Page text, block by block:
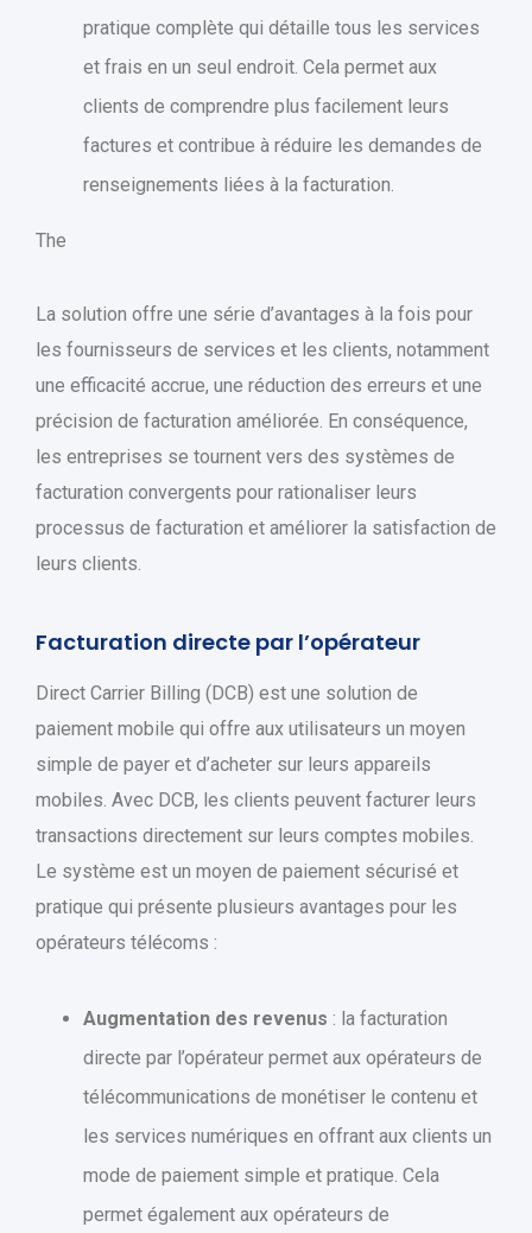
pratique complète qui détaille tous les services
et frais en un seul endroit. Cela permet aux
clients de comprendre plus facilement leurs
factures et contribue à réduire les demandes de
renseignements liées à la facturation.
The
La solution offre une série d’avantages à la fois pour
les fournisseurs de services et les clients, notamment
une efficacité accrue, une réduction des erreurs et une
précision de facturation améliorée. En conséquence,
les entreprises se tournent vers des systèmes de
facturation convergents pour rationaliser leurs
processus de facturation et améliorer la satisfaction de
leurs clients.
Facturation directe par l’opérateur
Direct Carrier Billing (DCB) est une solution de
paiement mobile qui offre aux utilisateurs un moyen
simple de payer et d’acheter sur leurs appareils
mobiles. Avec DCB, les clients peuvent facturer leurs
transactions directement sur leurs comptes mobiles.
Le système est un moyen de paiement sécurisé et
pratique qui présente plusieurs avantages pour les
opérateurs télécoms :
Augmentation des revenus : la facturation
directe par l’opérateur permet aux opérateurs de
télécommunications de monétiser le contenu et
les services numériques en offrant aux clients un
mode de paiement simple et pratique. Cela
permet également aux opérateurs de